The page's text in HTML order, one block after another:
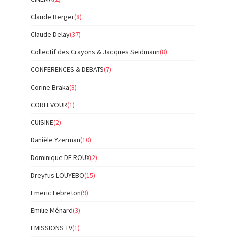
Claude Berger(8)
Claude Delay(37)
Collectif des Crayons & Jacques Seidmann(8)
CONFERENCES & DEBATS(7)
Corine Braka(8)
CORLEVOUR(1)
CUISINE(2)
Danièle Yzerman(10)
Dominique DE ROUX(2)
Dreyfus LOUYEBO(15)
Emeric Lebreton(9)
Emilie Ménard(3)
EMISSIONS TV(1)